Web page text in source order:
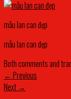
mẫu lan can đẹp
mẫu lan can đẹp
Both comments and
← Previous
Next →